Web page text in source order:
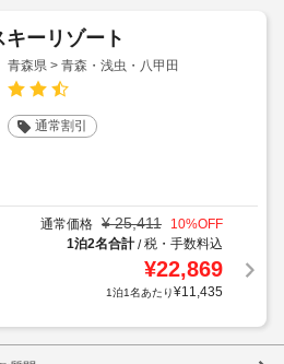
ーリゾート
青森県 > 青森・浅虫・八甲田
通常割引
通常価格 ¥ 25,411 10%OFF
1泊2名合計/税・手数料込
¥22,869
1泊1名あたり¥11,435